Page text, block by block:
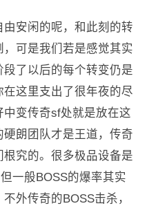
安闲的呢，和此刻的转
可是我们若是感觉其实
了以后的每个转变仍是
这里支出了很年夜的尽
变传奇sf处就是放在这
朗团队才是王道，传奇
究的。很多极品设备是
一般BOSS的爆率其实
外传奇的BOSS击杀，